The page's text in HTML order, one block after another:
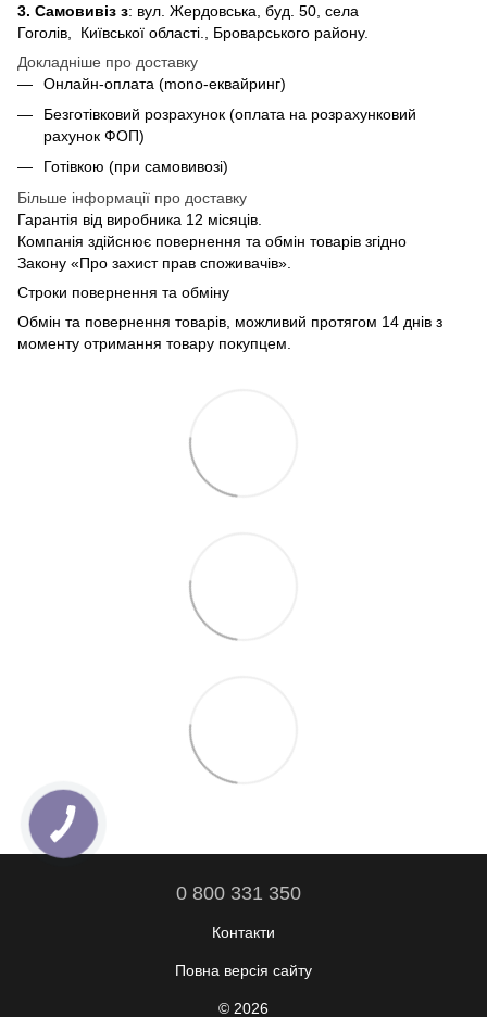
3. Самовивіз з: вул. Жердовська, буд. 50, села
Гоголів, Київської області., Броварського району.
Докладніше про доставку
Онлайн-оплата (mono-еквайринг)
Безготівковий розрахунок (оплата на розрахунковий
рахунок ФОП)
Готівкою (при самовивозі)
Більше інформації про доставку
Гарантія від виробника 12 місяців.
Компанія здійснює повернення та обмін товарів згідно
Закону «Про захист прав споживачів».
Строки повернення та обміну
Обмін та повернення товарів, можливий протягом 14 днів з
моменту отримання товару покупцем.
0 800 331 350
Контакти
Повна версія сайту
© 2026